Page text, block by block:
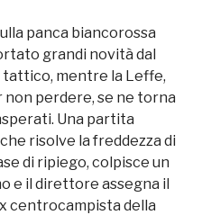
panca biancorossa
grandi novità dal
mentre la Leffe,
non perdere, se ne torna
Una partita
risolve la freddezza di
di ripiego, colpisce un
e il direttore assegna il
centrocampista della